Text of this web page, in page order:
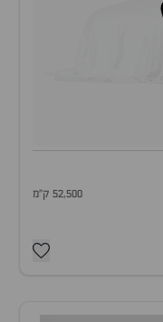
52,500 ק"מ